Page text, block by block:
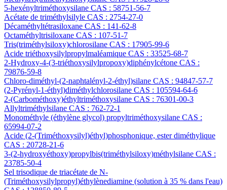
5-hexényltriméthoxysilane CAS : 58751-56-7
Acétate de triméthylsilyle CAS : 2754-27-0
Décaméthyltétrasiloxane CAS : 141-62-8
Octaméthyltrisiloxane CAS : 107-51-7
Tris(triméthylsiloxy)chlorosilane CAS : 17905-99-6
Acide triéthoxysilylpropylmaléamique CAS : 33525-68-7
2-Hydroxy-4-(3-triéthoxysilylpropoxy)diphénylcétone CAS :
79876-59-8
Chloro-diméthyl-(2-naphtalényl-2-éthyl)silane CAS : 94847-57-7
(2-Pyrényl-1-éthyl)diméthylchlorosilane CAS : 105594-64-6
2-(Carbométhoxy)éthyltriméthoxysilane CAS : 76301-00-3
Allyltriméthylsilane CAS : 762-72-1
Monométhyle (éthylène glycol) propyltriméthoxysilane CAS :
65994-07-2
Acide (2-(Triméthoxysilyl)éthyl)phosphonique, ester diméthylique
CAS : 20728-21-6
3-(2-hydroxyéthoxy)propylbis(triméthylsiloxy)méthylsilane CAS :
23785-50-4
Sel trisodique de triacétate de N-
(Triméthoxysilylpropyl)éthylènediamine (solution à 35 % dans l'eau)